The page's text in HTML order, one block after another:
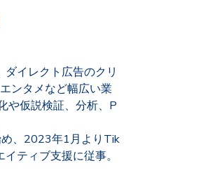
イレクト広告のクリ
ンタメなど幅広い業
や仮説検証、分析、P
、2023年1月よりTik
ティブ支援に従事。